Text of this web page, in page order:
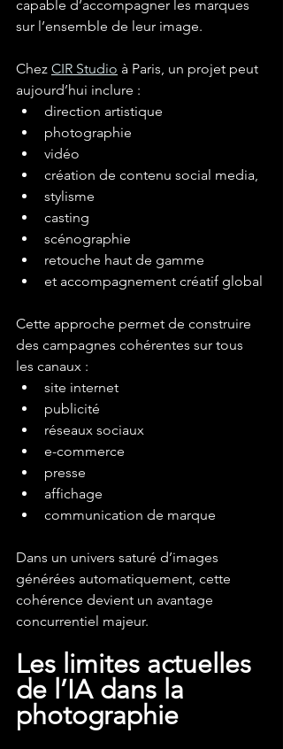
capable d’accompagner les marques
sur l’ensemble de leur image.
Chez CIR Studio à Paris, un projet peut
aujourd’hui inclure :
direction artistique
photographie
vidéo
création de contenu social media,
stylisme
casting
scénographie
retouche haut de gamme
et accompagnement créatif global
Cette approche permet de construire
des campagnes cohérentes sur tous
les canaux :
site internet
publicité
réseaux sociaux
e-commerce
presse
affichage
communication de marque
Dans un univers saturé d’images
générées automatiquement, cette
cohérence devient un avantage
concurrentiel majeur.
Les limites actuelles
de l’IA dans la
photographie